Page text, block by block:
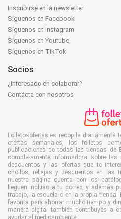
Inscribirse en la newsletter
Síguenos en Facebook
Síguenos en Instagram
Síguenos en Youtube
Síguenos en TikTok
Socios
¿Interesado en colaborar?
Contácta con nosotros
Folletosofertas.es recopila
ofertas semanales, los folletos
publicaciones de todas las tiendas de
completamente informado/a sobre
descuentos y las ofertas que te
chollos, rebajas y descuentos en las
nuestra página cuenta con los
lleguen incluso a tu correo, y además
trabajo, la escuela o en la propia tienda.
favorita para ahorrar mucho tiempo y
manera digital también contribuyes a
ayudar al medioambiente.